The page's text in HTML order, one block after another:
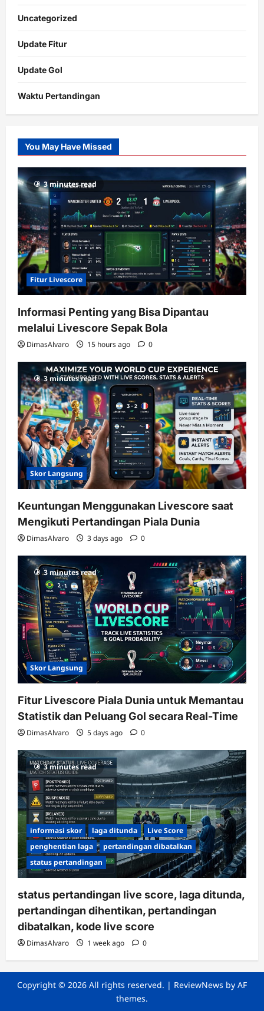
Uncategorized
Update Fitur
Update Gol
Waktu Pertandingan
Slot
Gacor
RTP
terupdate
You May Have Missed
3 minutes read
Fitur Livescore
Informasi Penting yang Bisa Dipantau
melalui Livescore Sepak Bola
DimasAlvaro 15 hours ago 0
3 minutes read
Skor Langsung
Keuntungan Menggunakan Livescore saat
Mengikuti Pertandingan Piala Dunia
DimasAlvaro 3 days ago 0
3 minutes read
Skor Langsung
Fitur Livescore Piala Dunia untuk Memantau
Statistik dan Peluang Gol secara Real-Time
DimasAlvaro 5 days ago 0
3 minutes read
informasi skor laga ditunda
Live Score
penghentian laga
pertandingan dibatalkan
status pertandingan
status pertandingan live score, laga ditunda,
pertandingan dihentikan, pertandingan
dibatalkan, kode live score
DimasAlvaro 1 week ago 0
Copyright © 2026 All rights reserved. | ReviewNews by AF
themes.